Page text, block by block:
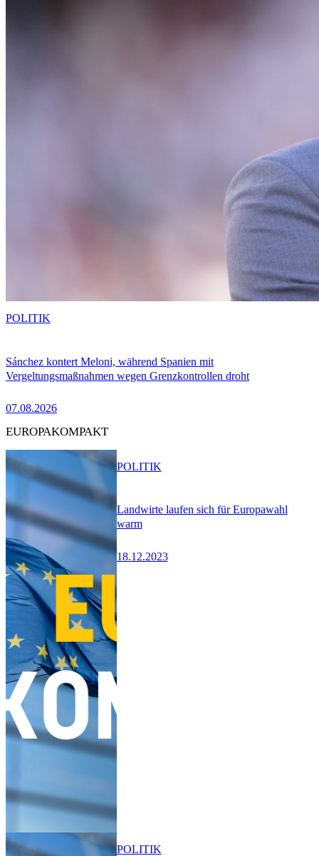
Sánchez kontert Meloni, während Spanien mit
Vergeltungsmaßnahmen wegen Grenzkontrollen droht
07.08.2026
POLITIK
EUROPAKOMPAKT
Landwirte laufen sich für Europawahl
warm
18.12.2023
POLITIK
POLITIK